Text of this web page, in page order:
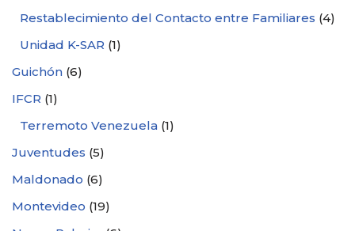
Restablecimiento del Contacto entre Familiares (4)
Unidad K-SAR (1)
Guichón (6)
IFCR (1)
Terremoto Venezuela (1)
Juventudes (5)
Maldonado (6)
Montevideo (19)